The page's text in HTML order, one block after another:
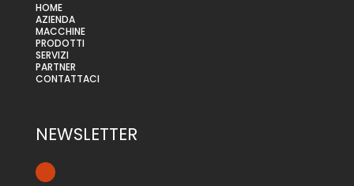
HOME
AZIENDA
MACCHINE
PRODOTTI
SERVIZI
PARTNER
CONTATTACI
NEWSLETTER